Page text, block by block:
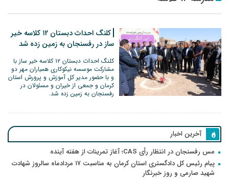
کلنگ احداث دبستان ۱۲ کلاسه خیر
ساز در رفسنجان به زمین زده شد
کلنگ احداث دبستان ۱۲ کلاسه خیر ساز با
مشارکت موسسه نیکوکاری همیاران مهر دو
و با حضور مدیر کل آموزش و پرورش استان
کرمان و جمعی از خیران و مسئولان در
رفسنجان به زمین زده شد.
آخرین اخبار
مس رفسنجان در انتظار رأی CAS؛ آغاز تمرینات از هفته آینده
پیام رئیس کل دادگستری استان کرمان به مناسبت ۱۷ مردادماه سالروز شهادت
شهید صارمی و روز خبرنگار